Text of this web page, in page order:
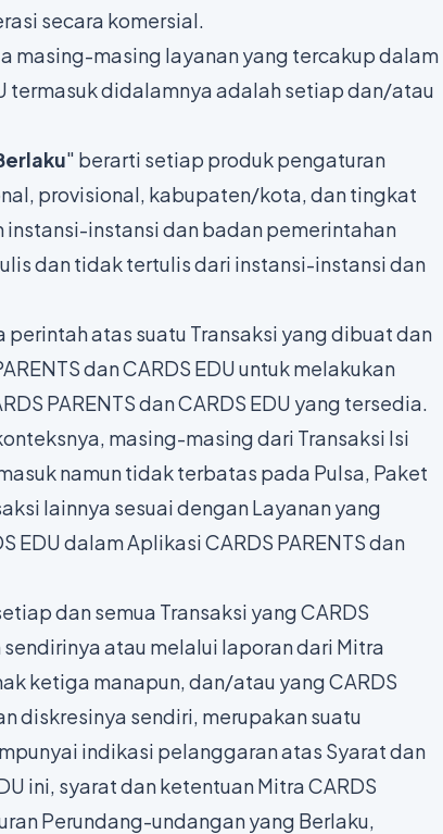
secara komersial.
masing-masing layanan yang tercakup dalam
termasuk didalamnya adalah setiap dan/atau
" berarti setiap produk pengaturan
provisional, kabupaten/kota, dan tingkat
instansi dan badan pemerintahan
dan tidak tertulis dari instansi-instansi dan
perintah atas suatu Transaksi yang dibuat dan
dan CARDS EDU untuk melakukan
PARENTS dan CARDS EDU yang tersedia.
masing-masing dari Transaksi Isi
namun tidak terbatas pada Pulsa, Paket
lainnya sesuai dengan Layanan yang
EDU dalam Aplikasi CARDS PARENTS dan
dan semua Transaksi yang CARDS
sendirinya atau melalui laporan dari Mitra
ketiga manapun, dan/atau yang CARDS
diskresinya sendiri, merupakan suatu
indikasi pelanggaran atas Syarat dan
ini, syarat dan ketentuan Mitra CARDS
Perundang-undangan yang Berlaku,